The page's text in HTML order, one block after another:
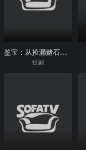
鉴宝：从捡漏赌石开始飞黄腾达
短剧